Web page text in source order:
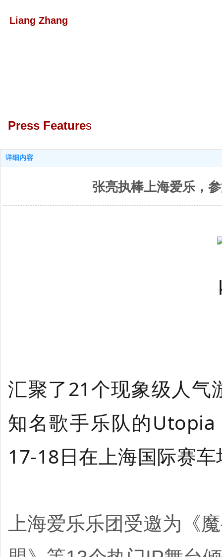
Liang Zhang
Press Features
详细内容
张亮执棒上海爱乐，
汇聚了21个现象级人气
知名歌手乐队的
17-18日在上海国际赛
上海爱乐乐团受邀为《